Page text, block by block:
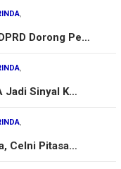
,
Dorong Pe…
,
Jadi Sinyal K…
,
Celni Pitasa…